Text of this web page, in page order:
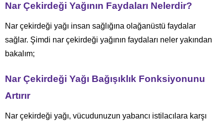
Nar Çekirdeği Yağının Faydaları Nelerdir?
Nar çekirdeği yağı insan sağlığına olağanüstü faydalar
sağlar. Şimdi nar çekirdeği yağının faydaları neler yakından
bakalım;
Nar Çekirdeği Yağı Bağışıklık Fonksiyonunu
Artırır
Nar çekirdeği yağı, vücudunuzun yabancı istilacılara karşı